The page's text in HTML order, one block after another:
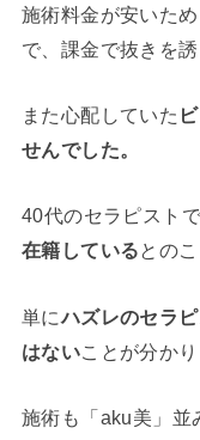
施術料金が安いた
で、課金で抜きを
また心配していた
せんでした。
40代のセラピスト
在籍しているとのこ
単にハズレのセラ
はないことが分かり
施術も「aku美」並